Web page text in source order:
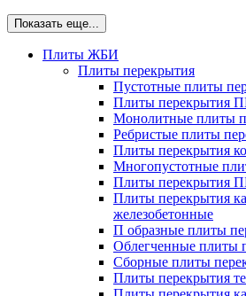
Показать еще...
Плиты ЖБИ
Плиты перекрытия
Пустотные плиты
Плиты перекрытия
Монолитные плиты
Ребристые плиты
Плиты перекрытия
Многопустотные
Плиты перекрытия
Плиты перекрытия
железобетонные
П образные плиты
Облегченные плиты
Сборные плиты
Плиты перекрытия